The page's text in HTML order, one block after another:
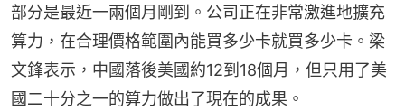
部分是最近一兩個月剛到。公司正在非常激進地擴充
算力，在合理價格範圍內能買多少卡就買多少卡。梁
文鋒表示，中國落後美國約12到18個月，但只用了美
國二十分之一的算力做出了現在的成果。